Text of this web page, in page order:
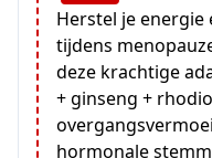
Herstel je
tijdens
deze krachtige
+ ginseng +
hormonale